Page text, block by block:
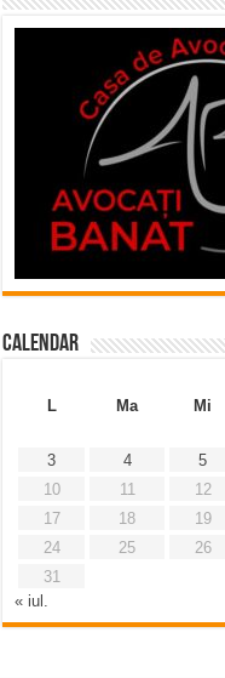
Calendar
L
Ma Mi
3
4 5
10
11 12
17
18 19
24
25 26
31
« iul.